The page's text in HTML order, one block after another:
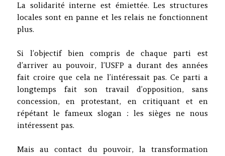
La solidarité interne est émiettée. Les structures
locales sont en panne et les relais ne fonctionnent
plus.
Si l’objectif bien compris de chaque parti est
d’arriver au pouvoir, l’USFP a durant des années
fait croire que cela ne l’intéressait pas. Ce parti a
longtemps fait son travail d’opposition, sans
concession, en protestant, en critiquant et en
répétant le fameux slogan : les sièges ne nous
intéressent pas.
Mais au contact du pouvoir, la transformation